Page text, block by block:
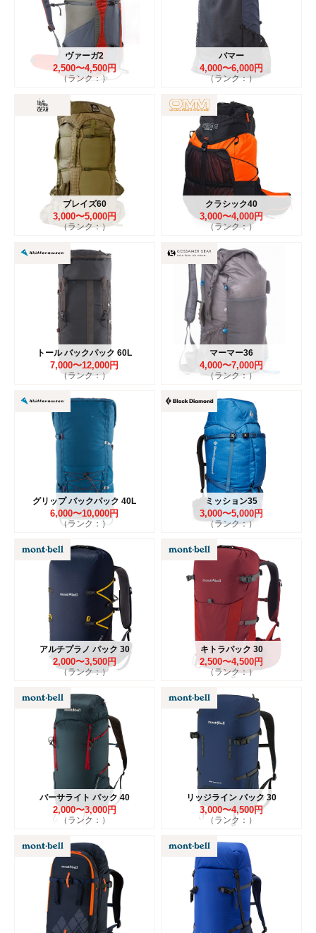
ヴァーガ2
2,500〜4,500円
（ランク：）
バマー
4,000〜6,000円
（ランク：）
ブレイズ60
3,000〜5,000円
（ランク：）
クラシック40
3,000〜4,000円
（ランク：）
トール バックパック 60L
7,000〜12,000円
（ランク：）
マーマー36
4,000〜7,000円
（ランク：）
グリップ バックパック 40L
6,000〜10,000円
（ランク：）
ミッション35
3,000〜5,000円
（ランク：）
アルチプラノ パック 30
2,000〜3,500円
（ランク：）
キトラパック 30
2,500〜4,500円
（ランク：）
バーサライト パック 40
2,000〜3,000円
（ランク：）
リッジライン パック 30
3,000〜4,500円
（ランク：）